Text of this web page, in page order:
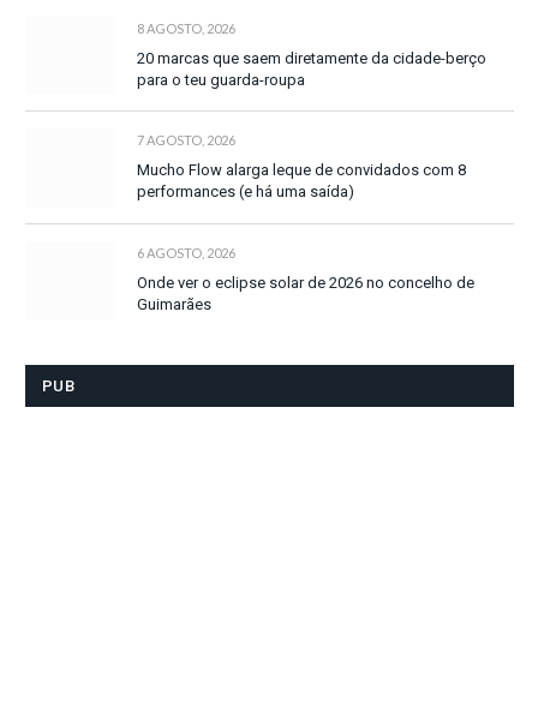
8 AGOSTO, 2026
20 marcas que saem diretamente da cidade-berço
para o teu guarda-roupa
7 AGOSTO, 2026
Mucho Flow alarga leque de convidados com 8
performances (e há uma saída)
6 AGOSTO, 2026
Onde ver o eclipse solar de 2026 no concelho de
Guimarães
PUB